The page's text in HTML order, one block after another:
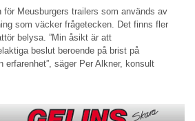
för Meusburgers trailers som används av
som väcker frågetecken. Det finns fler
belysa. ”Min åsikt är att
beslut beroende på brist på
erfarenhet”, säger Per Alkner, konsult